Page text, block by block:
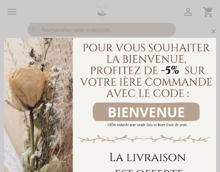
 

×